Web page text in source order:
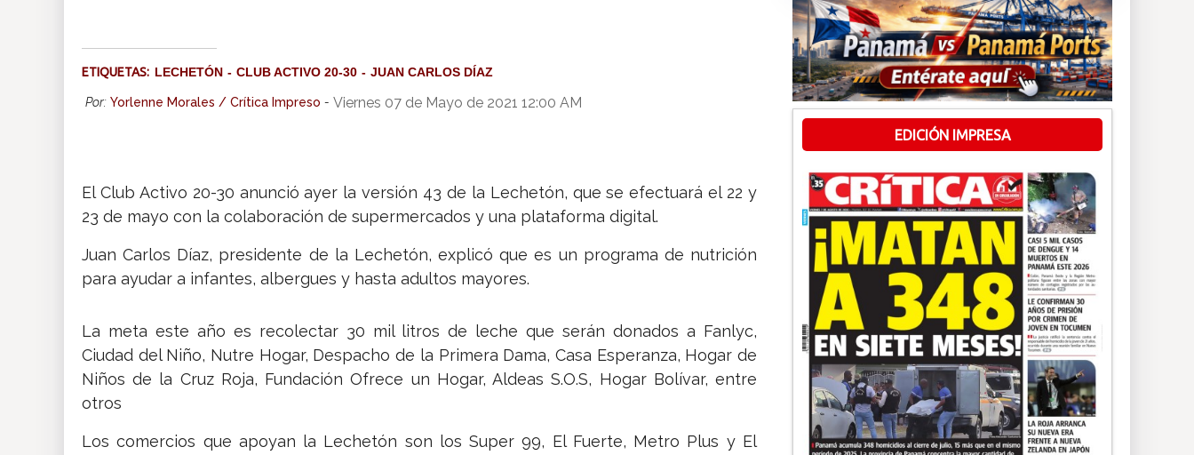
ETIQUETAS: LECHETÓN CLUB ACTIVO 20-30 JUAN CARLOS DÍAZ
Por: Yorlenne Morales / Crítica Impreso - Viernes 07 de Mayo de 2021 12:00 AM
El Club Activo 20-30 anunció ayer la versión 43 de la Lechetón, que se efectuará el 22 y
23 de mayo con la colaboración de supermercados y una plataforma digital.
Juan Carlos Díaz, presidente de la Lechetón, explicó que es un programa de nutrición
para ayudar a infantes, albergues y hasta adultos mayores.
La meta este año es recolectar 30 mil litros de leche que serán donados a Fanlyc,
Ciudad del Niño, Nutre Hogar, Despacho de la Primera Dama, Casa Esperanza, Hogar de
Niños de la Cruz Roja, Fundación Ofrece un Hogar, Aldeas S.O.S, Hogar Bolívar, entre
otros
Los comercios que apoyan la Lechetón son los Super 99, El Fuerte, Metro Plus y El
EDICIÓN IMPRESA